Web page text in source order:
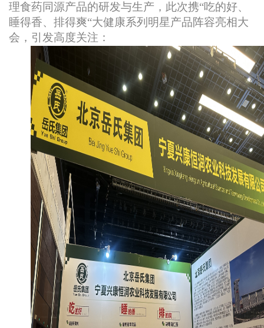
理食药同源产品的研发与生产，此次携“吃的好、
睡得香、排得爽“大健康系列明星产品阵容亮相大
会，引发高度关注：